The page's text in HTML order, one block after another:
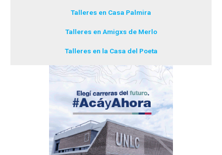
Talleres en Casa Palmira
Talleres en Amigxs de Merlo
Talleres en la Casa del Poeta